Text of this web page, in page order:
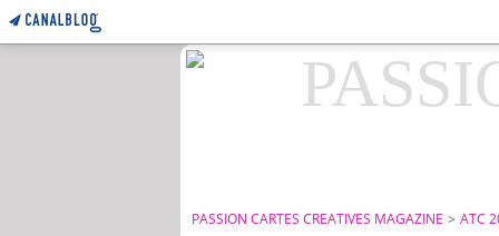
PASSION CARTES CREATIVES MAGAZINE > ATC